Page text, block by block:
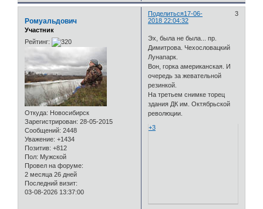
Поделиться 3
17-06-
2018 22:04:32
Ромуальдович
Участник
Рейтинг:
Откуда: Новосибирск
Зарегистрирован: 28-05-2015
Сообщений: 2448
Уважение: +1434
Позитив: +812
Пол: Мужской
Провел на форуме:
2 месяца 26 дней
Последний визит:
03-08-2026 13:37:00
Эх, была не была... пр.
Димитрова. Чехословацкий
Лунапарк.
Вон, горка американская. И
очередь за жевательной
резинкой.
На третьем снимке торец
здания ДК им. Октябрьской
революции.
+3